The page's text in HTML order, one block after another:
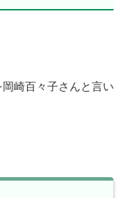
崎百々子さんと言い